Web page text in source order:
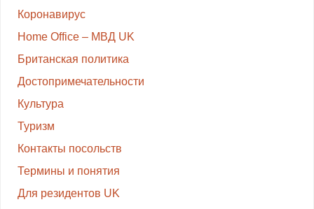
Коронавирус
Home Office – МВД UK
Британская политика
Достопримечательности
Культура
Туризм
Контакты посольств
Термины и понятия
Для резидентов UK